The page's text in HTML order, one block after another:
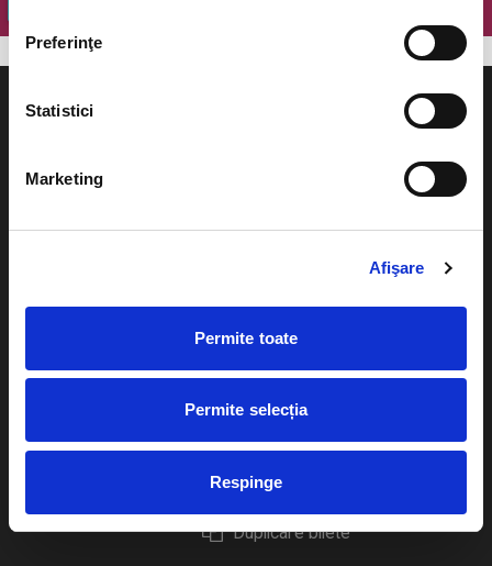
Preferinţe
Statistici
Marketing
Afişare
Permite toate
Permite selecția
Respinge
Cum comand bilete?
Plata online sau cash
eBilet printat acasa
Livrare prin curier
Returnare bilete
Duplicare bilete
Evenimente
festivaluri
Pentru copii